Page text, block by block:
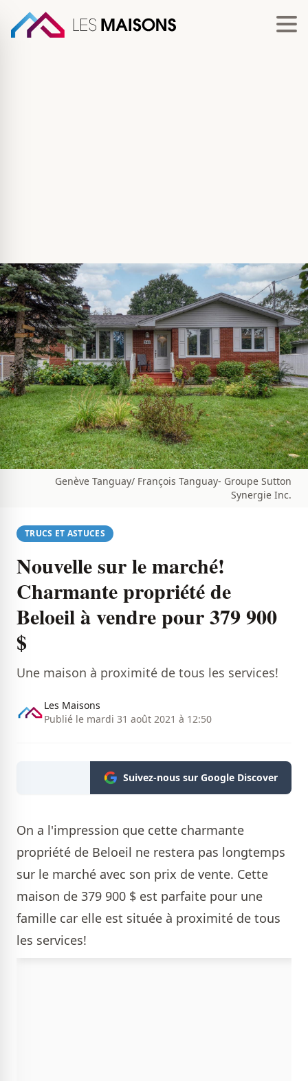
Genève Tanguay/ François Tanguay- Groupe Sutton
Synergie Inc.
TRUCS ET ASTUCES
Nouvelle sur le marché!
Charmante propriété de
Beloeil à vendre pour 379 900
$
Une maison à proximité de tous les services!
Les Maisons
Publié le mardi 31 août 2021 à 12:50
Suivez-nous sur Google Discover
On a l'impression que cette charmante
propriété de Beloeil ne restera pas longtemps
sur le marché avec son prix de vente. Cette
maison de 379 900 $ est parfaite pour une
famille car elle est située à proximité de tous
les services!